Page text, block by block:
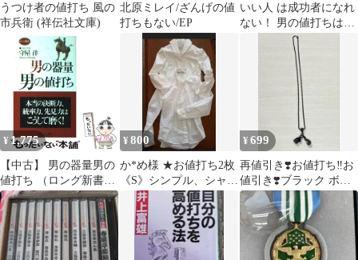
うつけ者の値打ち 風の
市兵衛 (祥伝社文庫)
北原ミレイ/ざんげの値
打ちもない/EP
いい人 は成功者になれ
ない！ 男の値打ちは、
仕事と女と金で 王様文
庫 里中李生
¥ 1,775
【中古】 男の器量男の
値打ち （ロング新書）
/ 守屋 洋 / ロングセラ
ーズ
¥800
か*め様 ★お値打ち2枚
《S》シンプル、シャツ
ブラウスビジネス レ
ディース
¥699
再値引き❣️お値打ち‼️お
値引き❣️ブラック ボク
シンググローブ フック
ネックレス